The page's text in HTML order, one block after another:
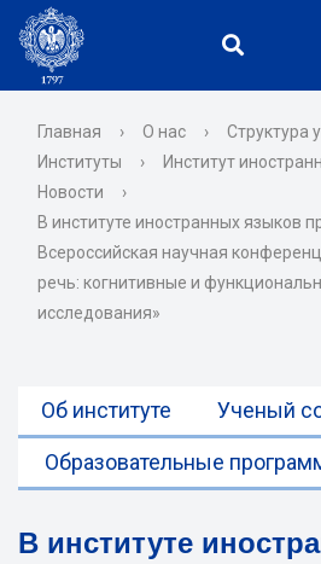
Главная › О нас › Структура
Институты
› Институт
Новости
›
В институте иностранных языков
Всероссийская научная
речь: когнитивные и
исследования»
Об институте Ученый
Образовательные
В институте